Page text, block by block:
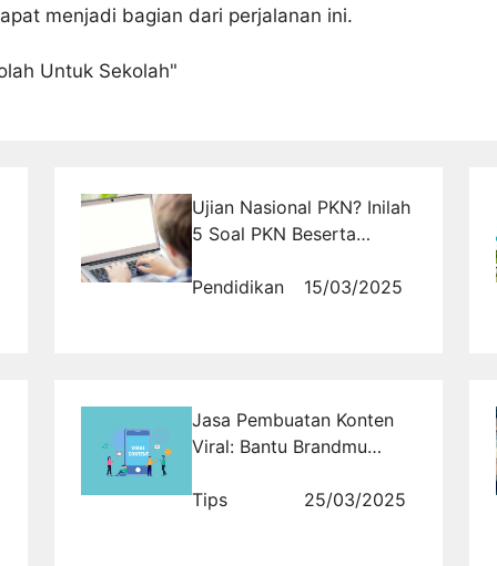
menjadi bagian dari perjalanan ini.
Untuk Sekolah"
Ujian Nasional PKN? Inilah
5 Soal PKN Beserta
Kamu Pelajari
Pendidikan 15/03/2025
Jasa Pembuatan Konten
Viral: Bantu Brandmu
Tips
25/03/2025